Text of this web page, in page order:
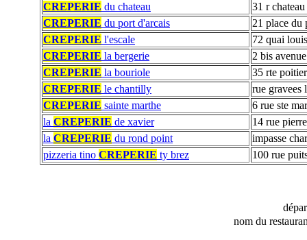
CREPERIE du chateau
31 r chateau
CREPERIE du port d'arcais
21 place du
CREPERIE l'escale
72 quai
CREPERIE la bergerie
2 bis
CREPERIE la bouriole
35 rte
CREPERIE le chantilly
rue gravees
CREPERIE sainte marthe
6 rue ste
la CREPERIE de xavier
14 rue
la CREPERIE du rond point
impasse
pizzeria tino CREPERIE ty brez 100 rue
nom du